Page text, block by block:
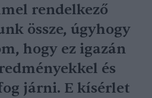
rendelkező
össze, úgyhogy
hogy ez igazán
és
járni. E kísérlet